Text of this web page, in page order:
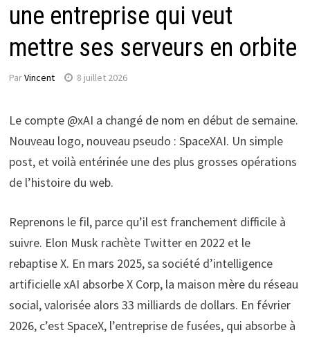
une entreprise qui veut
mettre ses serveurs en orbite
ParVincent 8 juillet 2026
Le compte @xAI a changé de nom en début de semaine.
Nouveau logo, nouveau pseudo : SpaceXAI. Un simple
post, et voilà entérinée une des plus grosses opérations
de l’histoire du web.
Reprenons le fil, parce qu’il est franchement difficile à
suivre. Elon Musk rachète Twitter en 2022 et le
rebaptise X. En mars 2025, sa société d’intelligence
artificielle xAI absorbe X Corp, la maison mère du réseau
social, valorisée alors 33 milliards de dollars. En février
2026, c’est SpaceX, l’entreprise de fusées, qui absorbe à